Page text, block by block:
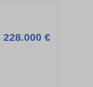
228.000 €